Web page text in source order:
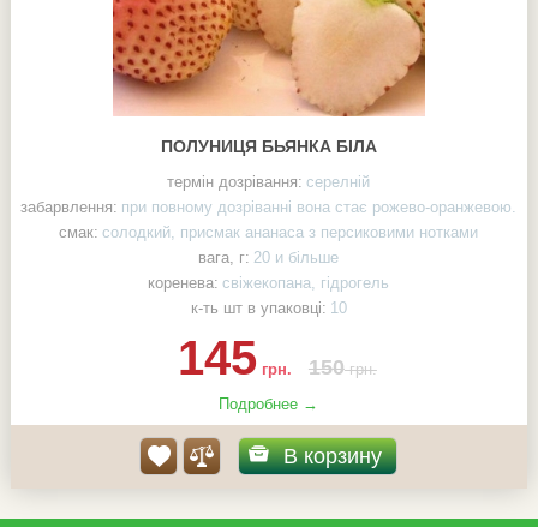
ПОЛУНИЦЯ БЬЯНКА БІЛА
термін дозрівання: серелній
забарвлення: при повному дозріванні вона стає рожево-оранжевою.
смак: солодкий, присмак ананаса з персиковими нотками
вага, г: 20 и більше
коренева: свіжекопана, гідрогель
к-ть шт в упаковці: 10
145грн. 150грн.
Подробнее →
В корзину